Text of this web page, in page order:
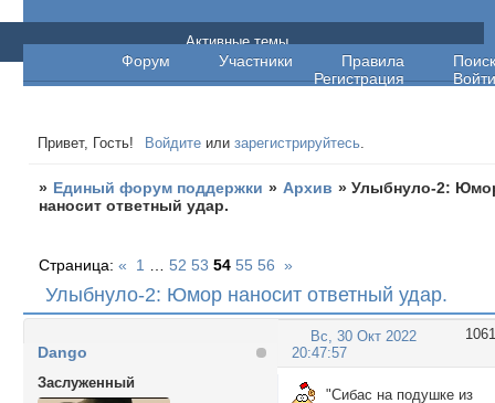
Единый форум поддержки
Форум Участники Правила
Поиск
Регистрация
Войти
Активные темы
Привет, Гость! Войдите илизарегистрируйтесь.
» Единый форум поддержки » Архив »Улыбнуло-2:
наносит ответный удар.
Улыбнуло-2: Юмор наносит ответный удар.
Страница:« 1 52 53 54 55 56 »
1061
Вс, 30 Окт 2022
20:47:57
Dango
Заслуженный
"Сибас на подушке из